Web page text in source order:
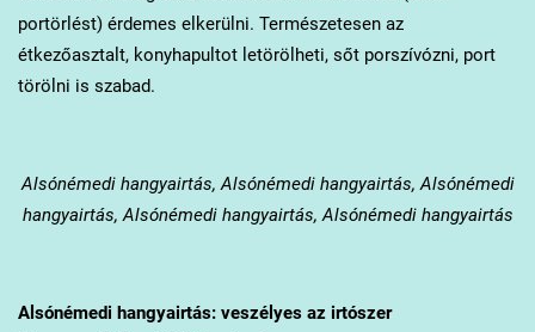
portörlést) érdemes elkerülni. Természetesen az
étkezőasztalt, konyhapultot letörölheti, sőt porszívózni, port
törölni is szabad.
Alsónémedihangyairtás, Alsónémedi hangyairtás, Alsónémedi
hangyairtás, Alsónémedi hangyairtás, Alsónémedi hangyairtás
Alsónémedi hangyairtás: veszélyes az irtószer